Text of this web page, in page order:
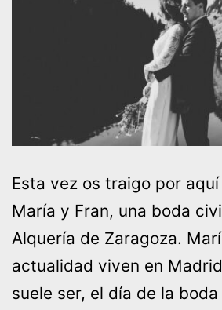
Esta vez os traigo por
María y Fran, una boda
Alquería de Zaragoza.
actualidad viven en
suele ser, el día de la